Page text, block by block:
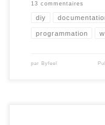
13 commentaires
diy
programmation
par Byfeel